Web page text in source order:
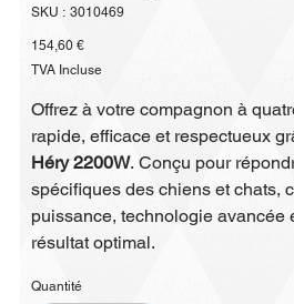
SKU : SKU
3010469
Prix
154,60 €
TVA Incluse
Offrez à votre compagnon à
rapide, efficace et respectueux
Héry 2200W. Conçu pour
spécifiques des chiens et chats,
puissance, technologie avancée
résultat optimal.
Quantité